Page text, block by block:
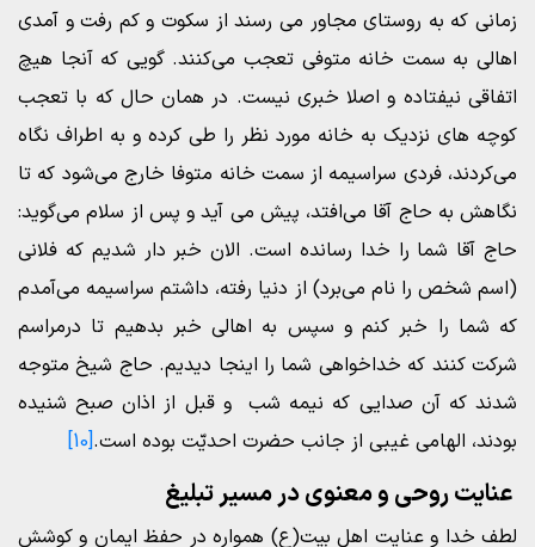
زمانی که به روستای مجاور می رسند از سکوت و کم رفت و آمدی
اهالی به سمت خانه متوفی تعجب می‌کنند. گویی که آنجا هیچ
اتفاقی نیفتاده و اصلا خبری نیست. در همان حال که با تعجب
کوچه های نزدیک به خانه مورد نظر را طی کرده و به اطراف نگاه
می‌کردند، فردی سراسیمه از سمت خانه متوفا خارج می‌شود که تا
نگاهش به حاج آقا می‌افتد، پیش می آید و پس از سلام می‌گوید:
حاج آقا شما را خدا رسانده است. الان خبر دار شدیم که فلانی
(اسم شخص را نام می‌برد) از دنیا رفته، داشتم سراسیمه می‌آمدم
که شما را خبر کنم و سپس به اهالی خبر بدهیم تا درمراسم
شرکت کنند که خداخواهی شما را اینجا دیدیم. حاج شیخ متوجه
شدند که آن صدایی که نیمه شب و قبل از اذان صبح شنیده
بودند، الهامی غیبی از جانب حضرت احدیّت بوده است.[10]
عنایت روحی و معنوی در مسیر تبلیغ
لطف خدا و عنایت اهل بیت(ع) همواره در حفظ ایمان و کوشش